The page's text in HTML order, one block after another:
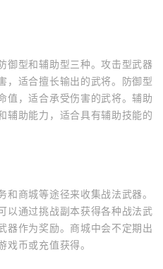
御型和辅助型三种。攻击型武器
，适合擅长输出的武将。防御型
值，适合承受伤害的武将。辅助
辅助能力，适合具有辅助技能的
商城等途径来收集战法武器。
以通过挑战副本获得各种战法武
器作为奖励。商城中会不定期出
戏币或充值获得。